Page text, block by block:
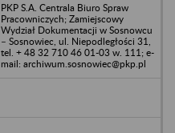
PKP S.A. Centrala Biuro Spraw
Pracowniczych; Zamiejscowy
Wydział Dokumentacji w Sosnowcu
– Sosnowiec, ul. Niepodległości 31,
tel. + 48 32 710 46 01-03 w. 111; e-
mail: archiwum.sosnowiec@pkp.pl